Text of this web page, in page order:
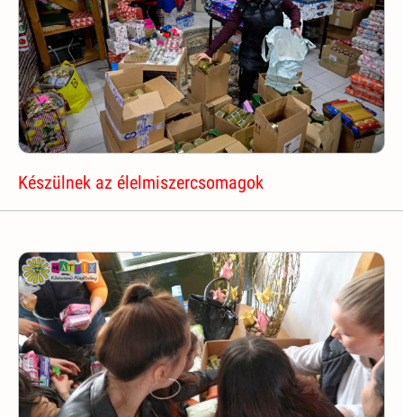
Készülnek az élelmiszercsomagok